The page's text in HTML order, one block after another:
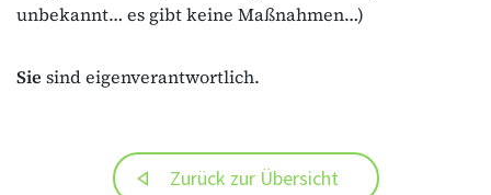
unbekannt… es gibt keine Maßnahmen…)
Sie sind eigenverantwortlich.
Zurück zur Übersicht